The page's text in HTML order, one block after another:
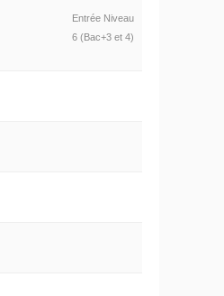
Entrée Niveau
6 (Bac+3 et 4)